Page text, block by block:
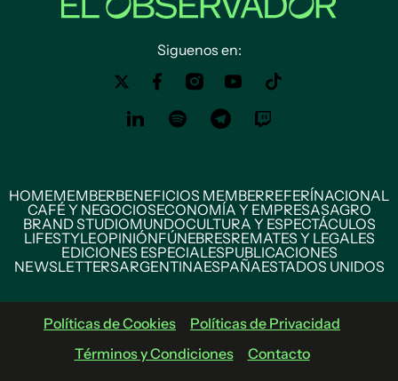
Siguenos en:
HOMEMEMBERBENEFICIOS MEMBERREFERÍNACIONAL
CAFÉ Y NEGOCIOSECONOMÍA Y EMPRESASAGRO
BRAND STUDIOMUNDOCULTURA Y ESPECTÁCULOS
LIFESTYLEOPINIÓNFÚNEBRESREMATES Y LEGALES
EDICIONES ESPECIALESPUBLICACIONES
NEWSLETTERSARGENTINAESPAÑAESTADOS UNIDOS
Políticas de Cookies
Políticas de Privacidad
Términos y Condiciones
Contacto